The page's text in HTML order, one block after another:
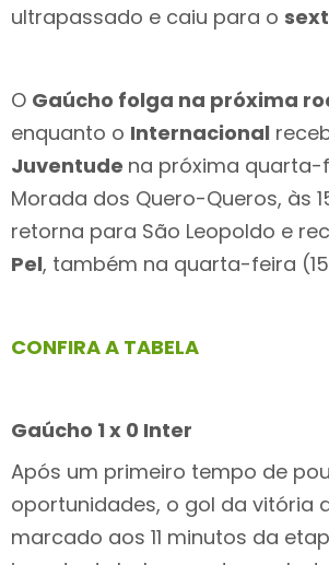
ultrapassado e caiu para o
O Gaúcho folga na próxima
enquanto o Internacional
Juventude na próxima quarta-
Morada dos Quero-Queros, às
retorna para São Leopoldo e
Pel, também na quarta-feira
CONFIRA A TABELA
Gaúcho 1 x 0 Inter
Após um primeiro tempo de
oportunidades, o gol da vitória
marcado aos 11 minutos da